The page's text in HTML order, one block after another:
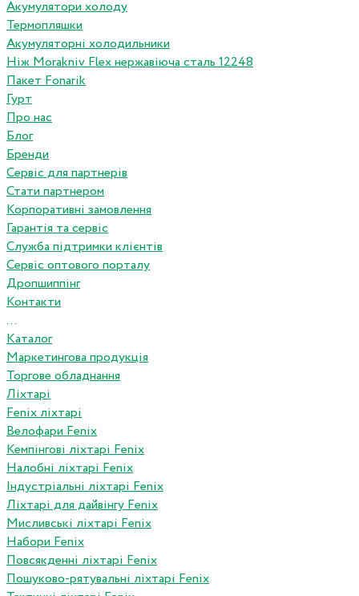
Акумулятори холоду
Термопляшки
Акумуляторні холодильники
Ніж Morakniv Flex нержавіюча сталь 12248
Пакет Fonarik
Гурт
Про нас
Блог
Бренди
Сервіс для партнерів
Стати партнером
Корпоративні замовлення
Гарантія та сервіс
Служба підтримки клієнтів
Сервіс оптового порталу
Дропшиппінг
Контакти
...
Каталог
Маркетингова продукція
Торгове обладнання
Ліхтарі
Fenix ліхтарі
Велофари Fenix
Кемпінгові ліхтарі Fenix
Налобні ліхтарі Fenix
Індустріальні ліхтарі Fenix
Ліхтарі для дайвінгу Fenix
Мисливські ліхтарі Fenix
Набори Fenix
Повсякденні ліхтарі Fenix
Пошуково-рятувальні ліхтарі Fenix